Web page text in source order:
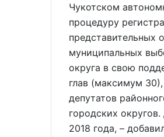
Чукотском
процедуру
представительных
муниципальных
округа в свою
глав (максимум
депутатов
городских
2018 года, –